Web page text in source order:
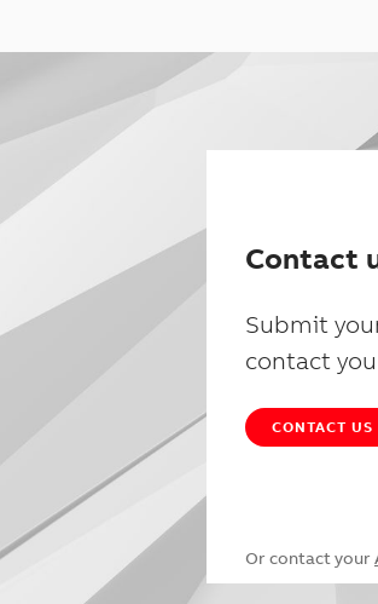
Contact
Submit
contact you
CONTACT US
Or contact your